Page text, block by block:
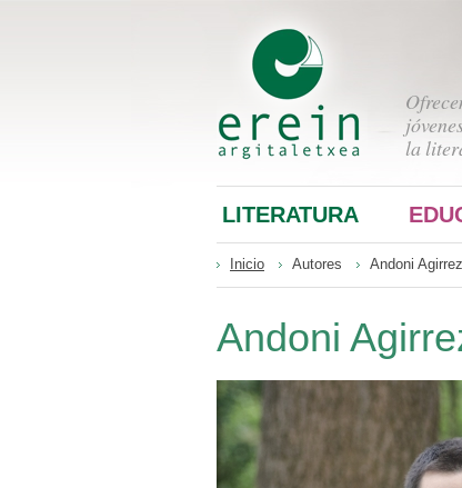
la
LITERATURA
Inicio Autores Andoni
Andoni